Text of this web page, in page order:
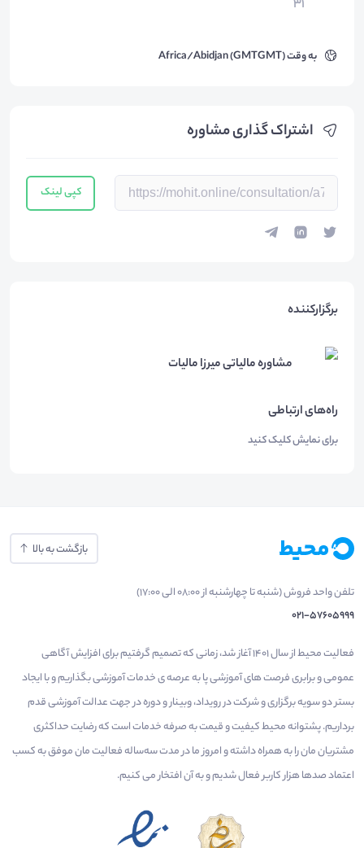
۳۱
به وقتAfrica/Abidjan (GMTGMT)
اشتراک گذاری مشاوره
کپی لینک
برگزارکننده
مشاوره مالیاتی میرزا مالیات
راه‌های ارتباطی
برای نمایش کلیک کنید
بازگشت به بالا
تلفن واحد فروش (شنبه تا چهارشنبه از 08:00 الی 17:00)
021-57605999
فعالیت محیط از سال 1401 آغاز شد، زمانی که تصمیم گرفتیم برای افزایش آگاهی
عمومی و برابری فرصت های آموزشی پا به عرصه ی خدمات آموزشی بگذاریم و با ایجاد
بستر دو سویه برگزاری و شرکت در رویداد، وبینار و دوره در جهت عدالت آموزشی قدم
برداریم. پشتوانه محیط کیفیت و قیمت به صرفه خدمات است که رضایت حداکثری
مشتریان مان را به همراه داشته و امروز ما در مدت سه‌ساله فعالیت مان موفق به کسب
اعتماد صدها هزار کاربر فعال شدیم و به آن افتخار می‌ کنیم.